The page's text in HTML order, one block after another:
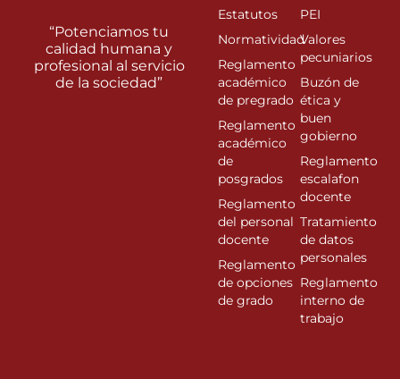
“Potenciamos tu
calidad humana y
profesional al servicio
de la sociedad”
Estatutos
Normatividad
Reglamento
académico
de pregrado
Reglamento
académico
de
posgrados
Reglamento
del personal
docente
Reglamento
de opciones
de grado
PEI
Valores
pecuniarios
Buzón de
ética y
buen
gobierno
Reglamento
escalafon
docente
Tratamiento
de datos
personales
Reglamento
interno de
trabajo